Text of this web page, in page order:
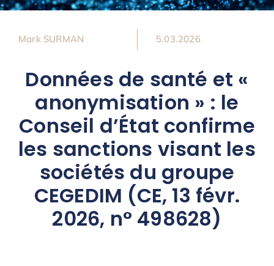
Mark SURMAN 5.03.2026
Données de santé et «
anonymisation » : le
Conseil d’État confirme
les sanctions visant les
sociétés du groupe
CEGEDIM (CE, 13 févr.
2026, n° 498628)